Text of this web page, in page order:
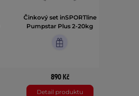
Činkový set inSPORTline
Pumpstar Plus 2-20kg
890 Kč
Detail produktu